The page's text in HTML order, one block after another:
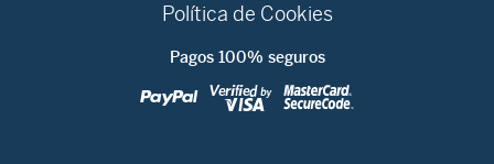
Política de Cookies
Pagos 100% seguros